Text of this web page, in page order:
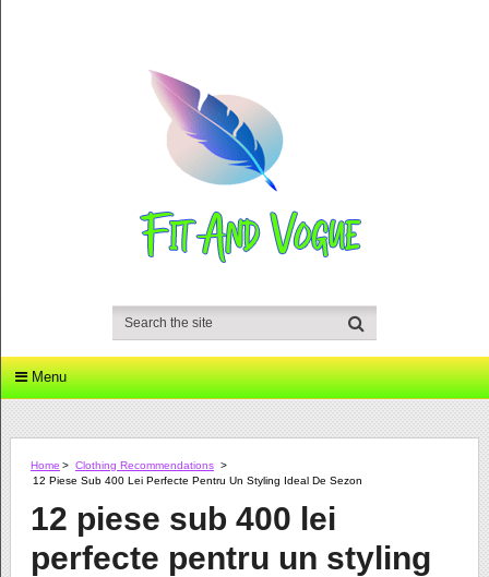
Menu
Home > Clothing Recommendations >
12 Piese Sub 400 Lei Perfecte Pentru Un Styling Ideal De Sezon
12 piese sub 400 lei
perfecte pentru un styling